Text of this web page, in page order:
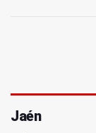
Jaén